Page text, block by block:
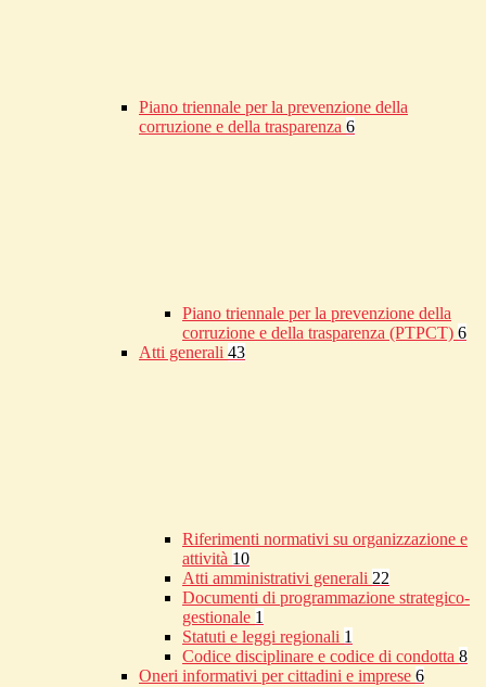
Piano triennale per la prevenzione della
corruzione e della trasparenza 6
Piano triennale per la prevenzione della
corruzione e della trasparenza (PTPCT) 6
Atti generali 43
Riferimenti normativi su organizzazione e
attività 10
Atti amministrativi generali 22
Documenti di programmazione strategico-
gestionale 1
Statuti e leggi regionali 1
Codice disciplinare e codice di condotta 8
Oneri informativi per cittadini e imprese 6